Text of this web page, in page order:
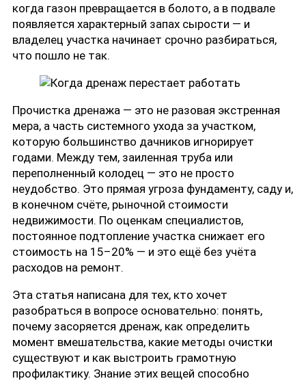
когда газон превращается в болото, а в подвале
появляется характерный запах сырости — и
владелец участка начинает срочно разбираться,
что пошло не так.
Прочистка дренажа — это не разовая экстренная
мера, а часть системного ухода за участком,
которую большинство дачников игнорирует
годами. Между тем, заиленная труба или
переполненный колодец — это не просто
неудобство. Это прямая угроза фундаменту, саду и,
в конечном счёте, рыночной стоимости
недвижимости. По оценкам специалистов,
постоянное подтопление участка снижает его
стоимость на 15–20% — и это ещё без учёта
расходов на ремонт.
Эта статья написана для тех, кто хочет
разобраться в вопросе основательно: понять,
почему засоряется дренаж, как определить
момент вмешательства, какие методы очистки
существуют и как выстроить грамотную
профилактику. Знание этих вещей способно